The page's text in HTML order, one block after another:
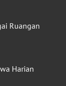
Ruangan
Harian